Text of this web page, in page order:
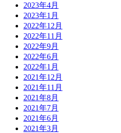
2023年4月
2023年1月
2022年12月
2022年11月
2022年9月
2022年6月
2022年1月
2021年12月
2021年11月
2021年8月
2021年7月
2021年6月
2021年3月